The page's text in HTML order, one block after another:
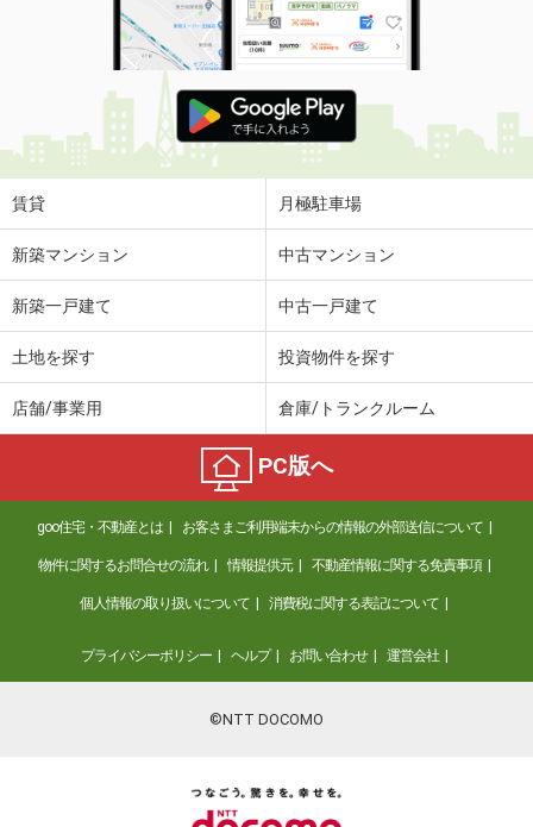
賃貸 月極駐車場
新築マンション 中古マンション
新築一戸建て 中古一戸建て
土地を探す 投資物件を探す
店舗/事業用 倉庫/トランクルーム
PC版へ
goo住宅・不動産とは お客さまご利用端末からの情報の外部送信について
物件に関するお問合せの流れ 情報提供元 不動産情報に関する免責事項
個人情報の取り扱いについて 消費税に関する表記について
プライバシーポリシー ヘルプ お問い合わせ 運営会社
©NTT DOCOMO